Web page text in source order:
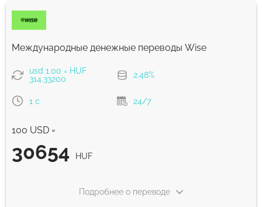
Комиссия Strumok, всегда 0%
Международные денежные переводы Wise
usd 1.00 = HUF
314.33200
2.48%
1 с 24/7
100 USD =
30654 HUF
Подробнее о переводе